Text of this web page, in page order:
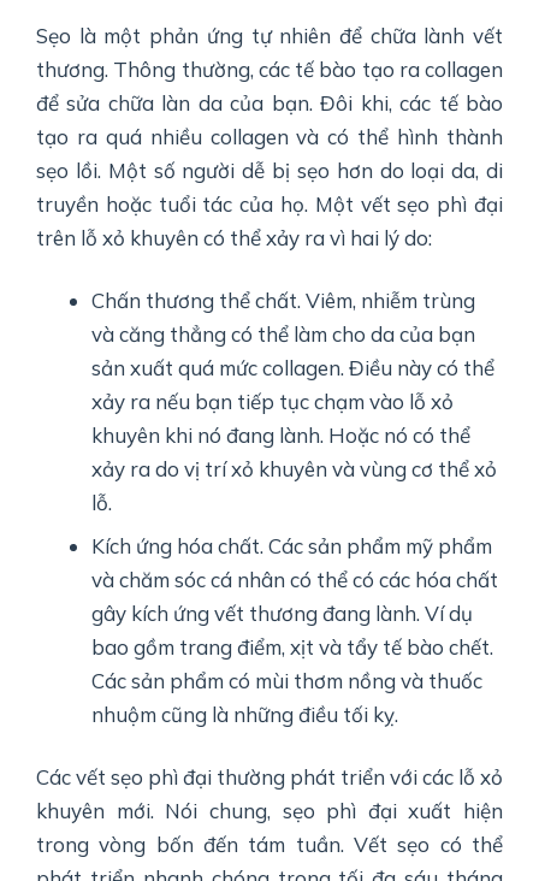
Sẹo là một phản ứng tự nhiên để chữa lành vết
thương. Thông thường, các tế bào tạo ra collagen
để sửa chữa làn da của bạn. Đôi khi, các tế bào
tạo ra quá nhiều collagen và có thể hình thành
sẹo lồi. Một số người dễ bị sẹo hơn do loại da, di
truyền hoặc tuổi tác của họ. Một vết sẹo phì đại
trên lỗ xỏ khuyên có thể xảy ra vì hai lý do:
Chấn thương thể chất. Viêm, nhiễm trùng
và căng thẳng có thể làm cho da của bạn
sản xuất quá mức collagen. Điều này có thể
xảy ra nếu bạn tiếp tục chạm vào lỗ xỏ
khuyên khi nó đang lành. Hoặc nó có thể
xảy ra do vị trí xỏ khuyên và vùng cơ thể xỏ
lỗ.
Kích ứng hóa chất. Các sản phẩm mỹ phẩm
và chăm sóc cá nhân có thể có các hóa chất
gây kích ứng vết thương đang lành. Ví dụ
bao gồm trang điểm, xịt và tẩy tế bào chết.
Các sản phẩm có mùi thơm nồng và thuốc
nhuộm cũng là những điều tối kỵ.
Các vết sẹo phì đại thường phát triển với các lỗ xỏ
khuyên mới. Nói chung, sẹo phì đại xuất hiện
trong vòng bốn đến tám tuần. Vết sẹo có thể